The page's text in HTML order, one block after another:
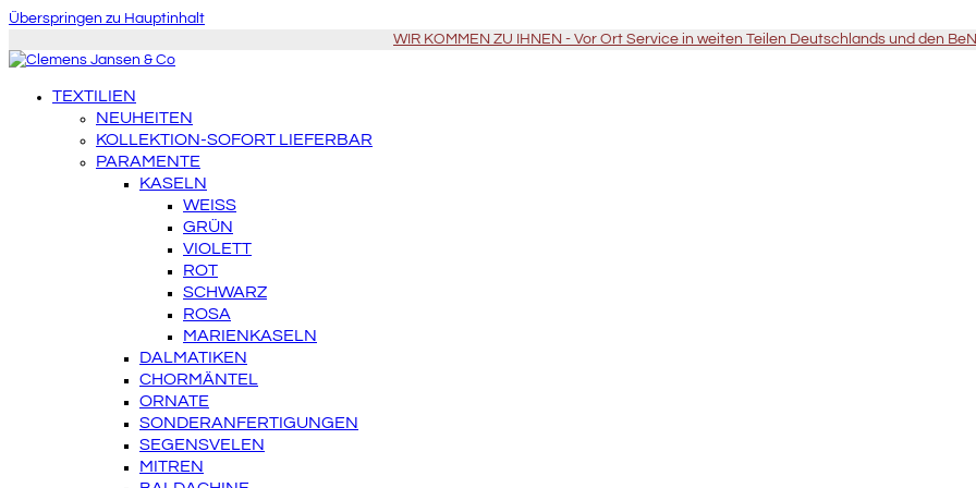
Überspringen zu Hauptinhalt
WIR KOMMEN ZU IHNEN - Vor Ort Service in weiten Teilen Deutschlands und den
TEXTILIEN
NEUHEITEN
KOLLEKTION-SOFORT LIEFERBAR
PARAMENTE
KASELN
WEISS
GRÜN
VIOLETT
ROT
SCHWARZ
ROSA
MARIENKASELN
DALMATIKEN
CHORMÄNTEL
ORNATE
SONDERANFERTIGUNGEN
SEGENSVELEN
MITREN